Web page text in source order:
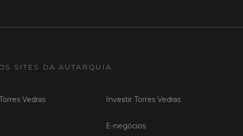
SITES DA AUTARQUIA
Vedras Investir Torres Vedras
E-negócios